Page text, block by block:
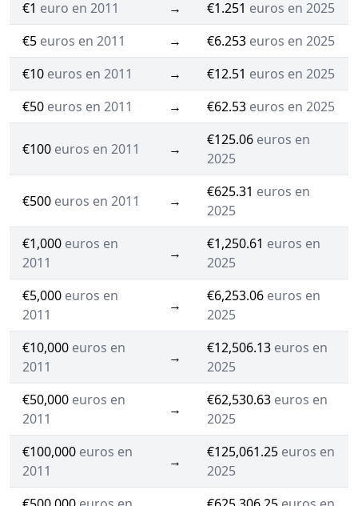
€1 euro en 2011 → €1.251 euros en 2025
€5 euros en 2011 → €6.253 euros en 2025
€10 euros en 2011 → €12.51 euros en 2025
€50 euros en 2011 → €62.53 euros en 2025
€100 euros en 2011 →
€125.06 euros en
2025
€500 euros en 2011 →
€625.31 euros en
2025
€1,000 euros en
2011
→
€1,250.61 euros en
2025
€5,000 euros en
2011
→
€6,253.06 euros en
2025
€10,000 euros en
2011
→
€12,506.13 euros en
2025
€50,000 euros en
2011
→
€62,530.63 euros en
2025
€100,000 euros en
2011
→
€125,061.25 euros en
2025